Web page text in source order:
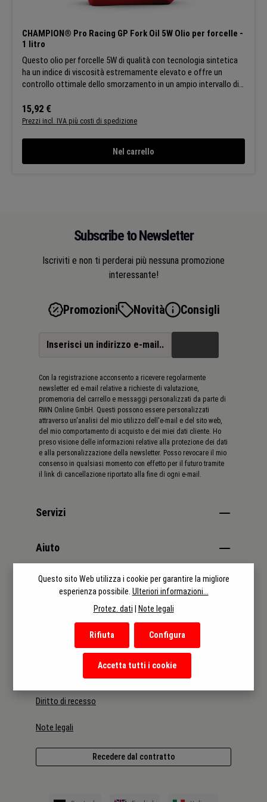
CHAMPION® Pro Racing GP Fork Oil 5W Olio per forcelle -
1 litro
Questo olio per forcelle 5W di qualità con tecnologia sintetica
ha un indice di viscosità estremamente elevato e offre un
controllo ottimale dello smorzamento in un ampio intervallo di
tua moto combinando lo spurgo rapido e la compatibilità con gli
elastomeri con la protezione dalla corrosione e dall'usura.
ammortizzatori di biciclette e ciclomotori. È adatto per l'uso su
strada e fuori strada. La scelta tra i diversi tipi di olio per
compatibilità dei materiali: Meno fluidi necessari per la
modificare le caratteristiche generali dei suoi prodotti in modo
che tutti i clienti possano beneficiare sempre degli ultimi
Prezzo normale:
15,92 €
Prezzi incl. IVA più costi di spedizione
Nel carrello
Subscribe to Newsletter
Iscriviti e non ti perderai più nessuna promozione
interessante!
Promozioni Novità Consigli
Con la registrazione acconsento a ricevere regolarmente
newsletter ed e-mail relative a richieste di valutazione,
promemoria del carrello e messaggi personalizzati da parte di
RWN Online GmbH. Questi possono essere personalizzati
attraverso un'analisi del mio utilizzo dell'e-mail e del sito web,
del mio comportamento di acquisto e dei miei dati cliente. Ho
preso visione delle informazioni relative alla protezione dei dati
e alla personalizzazione della newsletter. Posso revocare il mio
consenso in qualsiasi momento con effetto per il futuro tramite
il link di cancellazione riportato alla fine di ogni e-mail.
Servizi
Aiuto
Categorie
Termini e condizioni
Informativa sulla privacy
Diritto di recesso
Note legali
Recedere dal contratto
Questo sito Web utilizza i cookie per garantire la migliore
esperienza possibile. Ulteriori informazioni...
Protez. dati
Note legali
Rifiuta Configura
Accetta tutti i cookie